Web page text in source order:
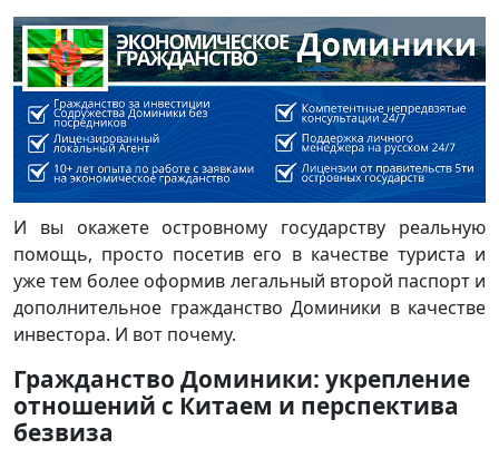
И вы окажете островному государству реальную
помощь, просто посетив его в качестве туриста и
уже тем более оформив легальный второй паспорт и
дополнительное гражданство Доминики в качестве
инвестора. И вот почему.
Гражданство Доминики: укрепление
отношений с Китаем и перспектива
безвиза